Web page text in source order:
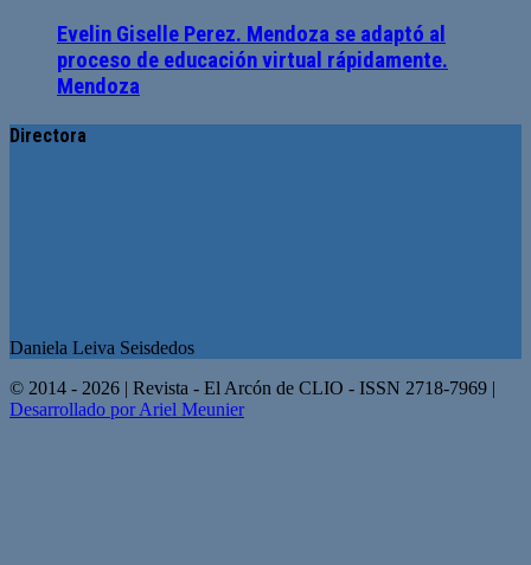
Evelin Giselle Perez. Mendoza se adaptó al
proceso de educación virtual rápidamente.
Mendoza
Directora
Daniela Leiva Seisdedos
© 2014 - 2026 | Revista - El Arcón de CLIO - ISSN 2718-7969 |
Desarrollado por Ariel Meunier